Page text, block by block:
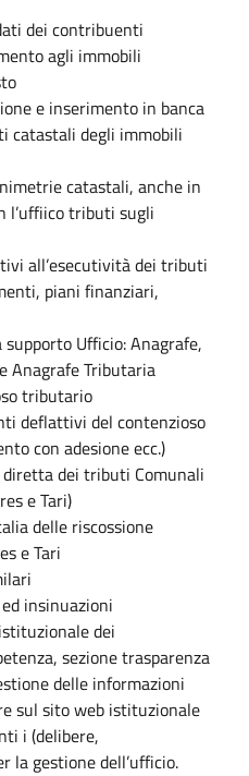
dei contribuenti
agli immobili
e inserimento in banca
catastali degli immobili
catastali, anche in
l’uffiico tributi sugli
all’esecutività dei tributi
piani finanziari,
Ufficio: Anagrafe,
Anagrafe Tributaria
tributario
deflattivi del contenzioso
con adesione ecc.)
diretta dei tributi Comunali
e Tari)
delle riscossione
e Tari
insinuazioni
dei
sezione trasparenza
delle informazioni
sul sito web istituzionale
i (delibere,
la gestione dell’ufficio.